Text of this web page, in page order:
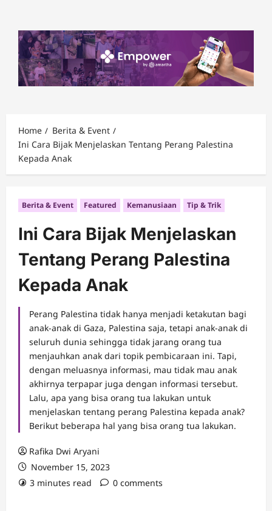
content
Home
Berita & Event
Ini Cara Bijak Menjelaskan Tentang Perang Palestina
Kepada Anak
Berita & Event Featured Kemanusiaan Tip & Trik
Ini Cara Bijak Menjelaskan
Tentang Perang Palestina
Kepada Anak
Perang Palestina tidak hanya menjadi ketakutan bagi
anak-anak di Gaza, Palestina saja, tetapi anak-anak di
seluruh dunia sehingga tidak jarang orang tua
menjauhkan anak dari topik pembicaraan ini. Tapi,
dengan meluasnya informasi, mau tidak mau anak
akhirnya terpapar juga dengan informasi tersebut.
Lalu, apa yang bisa orang tua lakukan untuk
menjelaskan tentang perang Palestina kepada anak?
Berikut beberapa hal yang bisa orang tua lakukan.
Rafika Dwi Aryani
November 15, 2023
3 minutes read
0 comments